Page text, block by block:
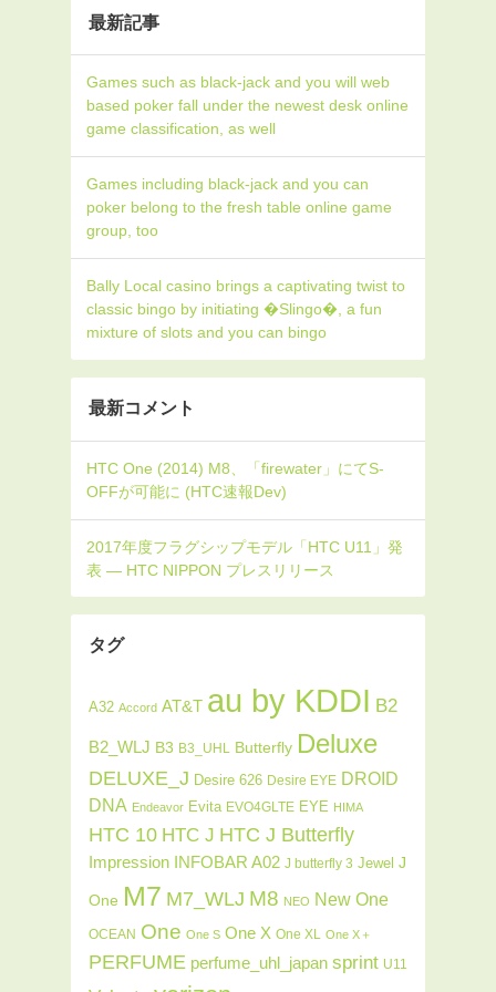
最新記事
Games such as black-jack and you will web
based poker fall under the newest desk online
game classification, as well
Games including black-jack and you can
poker belong to the fresh table online game
group, too
Bally Local casino brings a captivating twist to
classic bingo by initiating �Slingo�, a fun
mixture of slots and you can bingo
最新コメント
タグ
A32 Accord AT&T au by KDDI B2
B2_WLJ B3 B3_UHL Butterfly Deluxe
DELUXE_J Desire 626 Desire EYE DROID
DNA Endeavor Evita EVO4GLTE EYE HIMA
HTC 10 HTC J HTC J Butterfly
Impression INFOBAR A02 J butterfly 3 Jewel J
One M7 M7_WLJ M8 NEO New One
OCEAN One One S One X One XL One X＋
PERFUME perfume_uhl_japan sprint U11